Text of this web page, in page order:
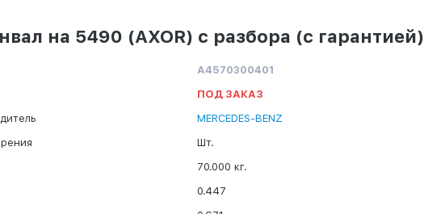
на 5490 (AXOR) с разбора (с гарантией)
А4570300401
ПОД ЗАКАЗ
MERCEDES-BENZ
Шт.
70.000 кг.
0.447